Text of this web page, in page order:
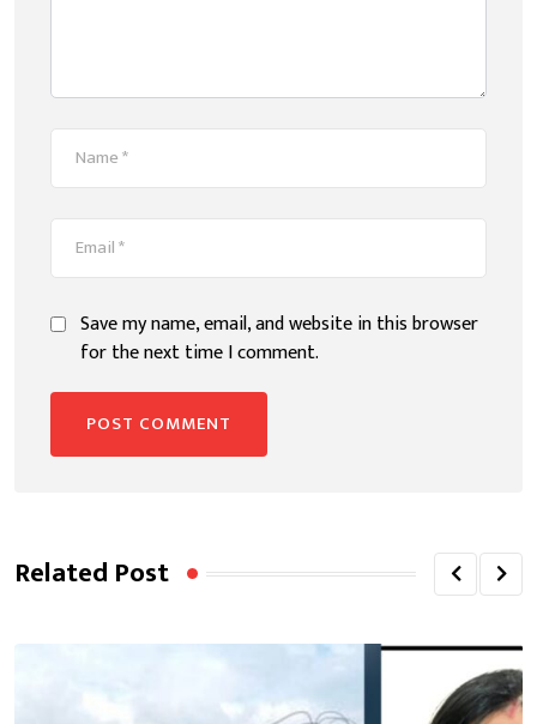
Save my name, email, and website in this browser
for the next time I comment.
Related Post